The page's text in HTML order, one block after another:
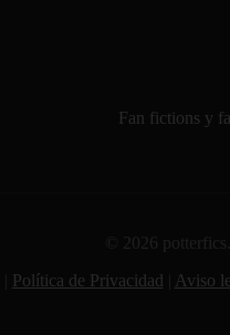
Fan fictions y
© 2026
Política de Privacidad Aviso